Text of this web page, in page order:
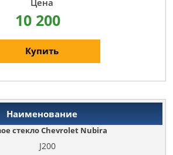
10 200
Купить
стекло Chevrolet Nubira
J200